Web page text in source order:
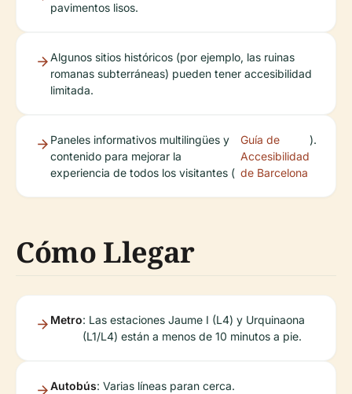
pavimentos lisos.
Algunos sitios históricos (por ejemplo, las ruinas
romanas subterráneas) pueden tener accesibilidad
limitada.
Paneles informativos multilingües y
contenido para mejorar la
experiencia de todos los visitantes (
Guía de
Accesibilidad
de Barcelona
).
Cómo Llegar
Metro: Las estaciones Jaume I (L4) y Urquinaona
(L1/L4) están a menos de 10 minutos a pie.
Autobús: Varias líneas paran cerca.